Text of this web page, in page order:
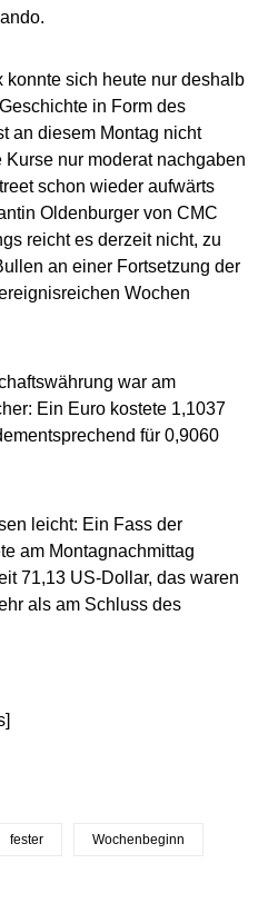
konnte sich heute nur deshalb
in Form des
an diesem Montag nicht
nur moderat nachgaben
schon wieder aufwärts
Oldenburger von CMC
reicht es derzeit nicht, zu
an einer Fortsetzung der
Wochen
war am
Ein Euro kostete 1,1037
für 0,9060
leicht: Ein Fass der
am Montagnachmittag
71,13 US-Dollar, das waren
als am Schluss des
fester Wochenbeginn